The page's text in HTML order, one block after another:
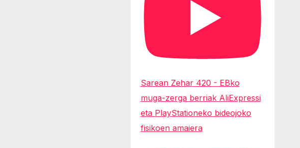
Sarean Zehar 420 - EBko
muga-zerga berriak AliExpressi
eta PlayStationeko bideojoko
fisikoen amaiera